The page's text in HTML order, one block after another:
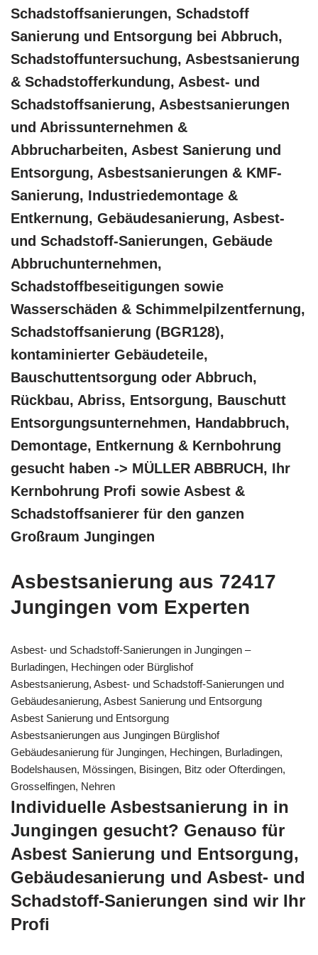
Schadstoffsanierungen, Schadstoff
Sanierung und Entsorgung bei Abbruch,
Schadstoffuntersuchung, Asbestsanierung
& Schadstofferkundung, Asbest- und
Schadstoffsanierung, Asbestsanierungen
und Abrissunternehmen &
Abbrucharbeiten, Asbest Sanierung und
Entsorgung, Asbestsanierungen & KMF-
Sanierung, Industriedemontage &
Entkernung, Gebäudesanierung, Asbest-
und Schadstoff-Sanierungen, Gebäude
Abbruchunternehmen,
Schadstoffbeseitigungen sowie
Wasserschäden & Schimmelpilzentfernung,
Schadstoffsanierung (BGR128),
kontaminierter Gebäudeteile,
Bauschuttentsorgung oder Abbruch,
Rückbau, Abriss, Entsorgung, Bauschutt
Entsorgungsunternehmen, Handabbruch,
Demontage, Entkernung & Kernbohrung
gesucht haben -> MÜLLER ABBRUCH, Ihr
Kernbohrung Profi sowie Asbest &
Schadstoffsanierer für den ganzen
Großraum Jungingen
Asbestsanierung aus 72417
Jungingen vom Experten
Asbest- und Schadstoff-Sanierungen in Jungingen –
Burladingen, Hechingen oder Bürglishof
Asbestsanierung, Asbest- und Schadstoff-Sanierungen und
Gebäudesanierung, Asbest Sanierung und Entsorgung
Asbest Sanierung und Entsorgung
Asbestsanierungen aus Jungingen Bürglishof
Gebäudesanierung für Jungingen, Hechingen, Burladingen,
Bodelshausen, Mössingen, Bisingen, Bitz oder Ofterdingen,
Grosselfingen, Nehren
Individuelle Asbestsanierung in in
Jungingen gesucht? Genauso für
Asbest Sanierung und Entsorgung,
Gebäudesanierung und Asbest- und
Schadstoff-Sanierungen sind wir Ihr
Profi